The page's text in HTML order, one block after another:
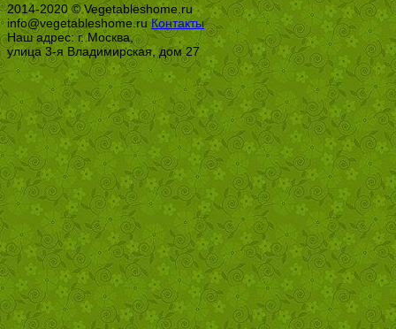
2014-2020 © Vegetableshome.ru
info@vegetableshome.ruКонтакты
Наш адрес: г. Москва,
улица 3-я Владимирская, дом 27